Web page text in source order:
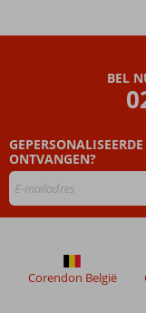
Chill-
Out
terras
op de 8e
BEL
ONTVANGEN?
Corendon België